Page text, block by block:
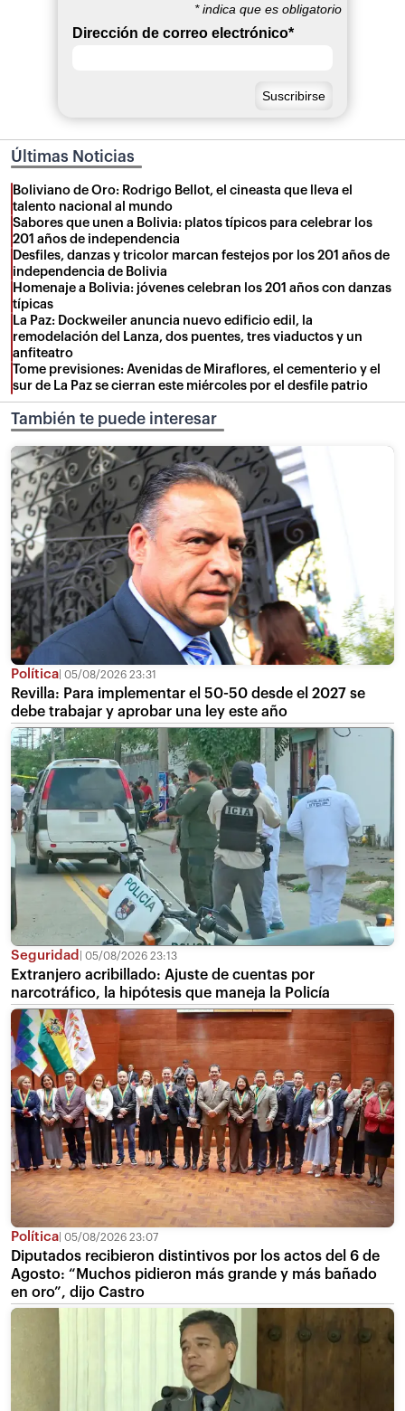
*indica que es obligatorio
Dirección de correo electrónico*
Últimas Noticias
Boliviano de Oro: Rodrigo Bellot, el cineasta que lleva el
talento nacional al mundo
Sabores que unen a Bolivia: platos típicos para celebrar los
201 años de independencia
Desfiles, danzas y tricolor marcan festejos por los 201 años de
independencia de Bolivia
Homenaje a Bolivia: jóvenes celebran los 201 años con danzas
típicas
La Paz: Dockweiler anuncia nuevo edificio edil, la
remodelación del Lanza, dos puentes, tres viaductos y un
anfiteatro
Tome previsiones: Avenidas de Miraflores, el cementerio y el
sur de La Paz se cierran este miércoles por el desfile patrio
También te puede interesar
Política 05/08/2026 23:31
Revilla: Para implementar el 50-50 desde el 2027 se
debe trabajar y aprobar una ley este año
Seguridad 05/08/2026 23:13
Extranjero acribillado: Ajuste de cuentas por
narcotráfico, la hipótesis que maneja la Policía
Política 05/08/2026 23:07
Diputados recibieron distintivos por los actos del 6 de
Agosto: “Muchos pidieron más grande y más bañado
en oro”, dijo Castro